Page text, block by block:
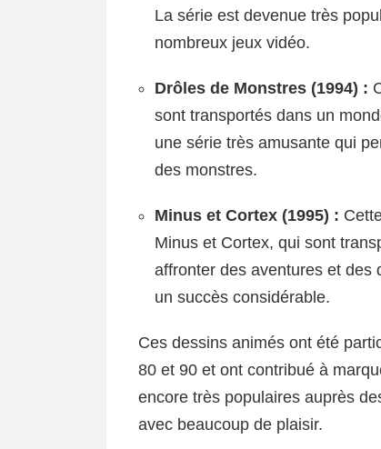
La série est devenue très
nombreux jeux vidéo.
Drôles de Monstres (1994) :
sont transportés dans un
une série très amusante qui
des monstres.
Minus et Cortex (1995) :
Minus et Cortex, qui sont
affronter des aventures et des
un succès considérable.
Ces dessins animés ont été
80 et 90 et ont contribué à
encore très populaires auprès
avec beaucoup de plaisir.